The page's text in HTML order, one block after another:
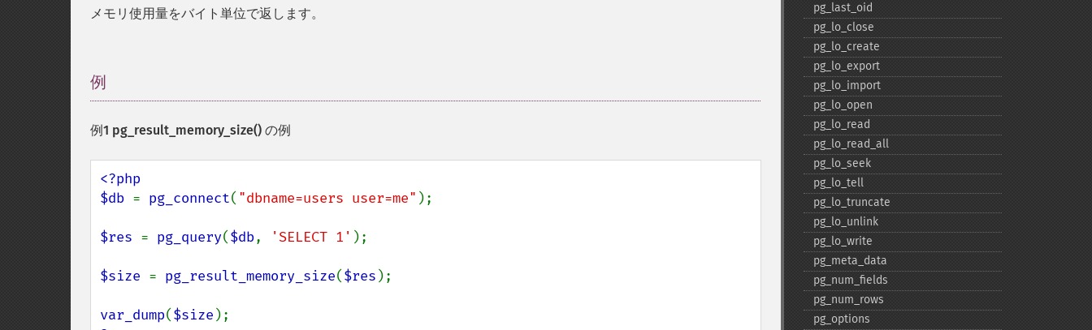
メモリ使用量をバイト単位で返します。
例
例1 pg_result_memory_size() の例
<?php
$db = pg_connect( "dbname=users user=me" );
$res = pg_query($db, 'SELECT 1' );
$size = pg_result_memory_size($res );
var_dump($size
pg_​last_​oid
pg_​lo_​close
pg_​lo_​create
pg_​lo_​export
pg_​lo_​import
pg_​lo_​open
pg_​lo_​read
pg_​lo_​read_​all
pg_​lo_​seek
pg_​lo_​tell
pg_​lo_​truncate
pg_​lo_​unlink
pg_​lo_​write
pg_​meta_​data
pg_​num_​fields
pg_​num_​rows
pg_​options